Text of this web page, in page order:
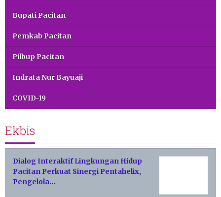
Bupati Pacitan
Pemkab Pacitan
Pilbup Pacitan
Indrata Nur Bayuaji
COVID-19
Ekbis
Dialog Interaktif Lingkungan Hidup
Pacitan Perkuat Sinergi Pentahelix,
Pengelola…